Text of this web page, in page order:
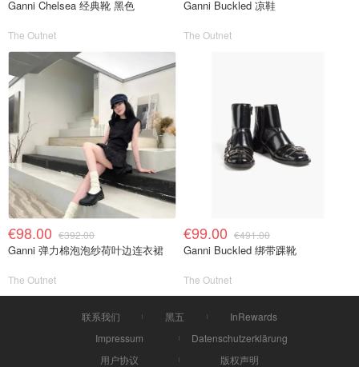
Ganni Chelsea 经典靴 黑色
The Outnet
Ganni Buckled 凉鞋
The Outnet
€98.00 €392.00
Ganni 弹力棉泡泡纱荷叶边连衣裙
The Outnet
€99.00 €491.00
Ganni Buckled 绑带踝靴
The Outnet
联系我们 黑五
InRewards
Impressum
Datenschutzerklärung
用户协议
版权声明